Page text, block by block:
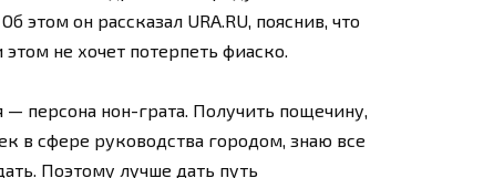
этом он рассказал URA.RU, пояснив, что
не хочет потерпеть фиаско.
персона нон-грата. Получить пощечину,
в сфере руководства городом, знаю все
Поэтому лучше дать путь